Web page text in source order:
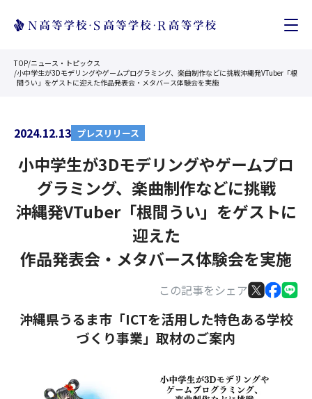
TOP/ニュース・トピックス
/小中学生が3Dモデリングやゲームプログラミング、楽曲制作などに挑戦沖縄発VTuber「根
間うい」をゲストに迎えた作品発表会・メタバース体験会を実施
2024.12.13 プレスリリース
この記事をシェア
小中学生が3Dモデリングやゲームプロ
グラミング、楽曲制作などに挑戦
沖縄発VTuber「根間うい」をゲストに
迎えた
作品発表会・メタバース体験会を実施
沖縄県うるま市「ICTを活用した特色ある学校
づくり事業」取材のご案内